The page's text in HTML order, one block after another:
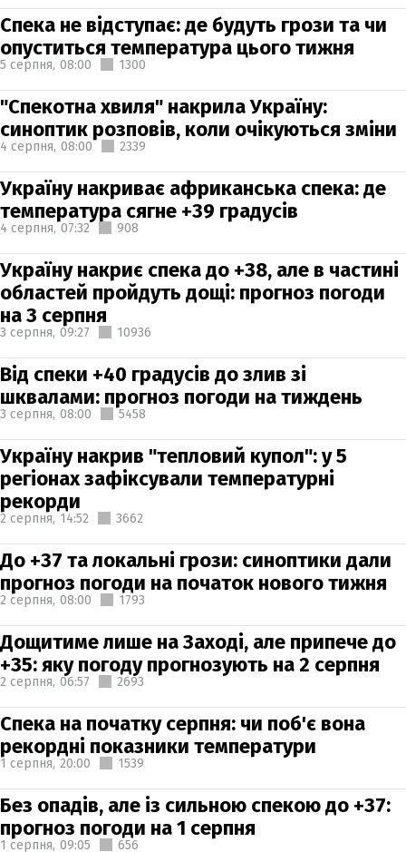
Спека не відступає: де будуть грози та чи
опуститься температура цього тижня
5 серпня, 08:00 1300
"Спекотна хвиля" накрила Україну:
синоптик розповів, коли очікуються зміни
4 серпня, 08:00 2339
Україну накриває африканська спека: де
температура сягне +39 градусів
4 серпня, 07:32 908
Україну накриє спека до +38, але в частині
областей пройдуть дощі: прогноз погоди
на 3 серпня
3 серпня, 09:27 10936
Від спеки +40 градусів до злив зі
шквалами: прогноз погоди на тиждень
3 серпня, 08:00 5458
Україну накрив "тепловий купол": у 5
регіонах зафіксували температурні
рекорди
2 серпня, 14:52 3662
До +37 та локальні грози: синоптики дали
прогноз погоди на початок нового тижня
2 серпня, 08:00 1793
Дощитиме лише на Заході, але припече до
+35: яку погоду прогнозують на 2 серпня
2 серпня, 06:57 2693
Спека на початку серпня: чи поб'є вона
рекордні показники температури
1 серпня, 20:00 1539
Без опадів, але із сильною спекою до +37:
прогноз погоди на 1 серпня
1 серпня, 09:05 656